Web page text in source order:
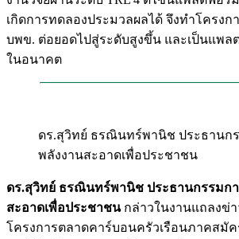
เกิดการทดลองประมวลผลได้ จึงทำโครง
บพข. ต่อยอดไปสู่ระดับสูงขึ้น และเป็นแพ
ในอนาคต
ดร.สุวิทย์ ธรณินทร์พานิช ประธานก
พลังงานสะอาดเพื่อประชาชน
ดร.สุวิทย์ ธรณินทร์พานิช ประธานกรรมก
สะอาดเพื่อประชาชนกล่าวในงานแถลงข่
โครงการตลาดคาร์บอนครัวเรือนภาคสมัค